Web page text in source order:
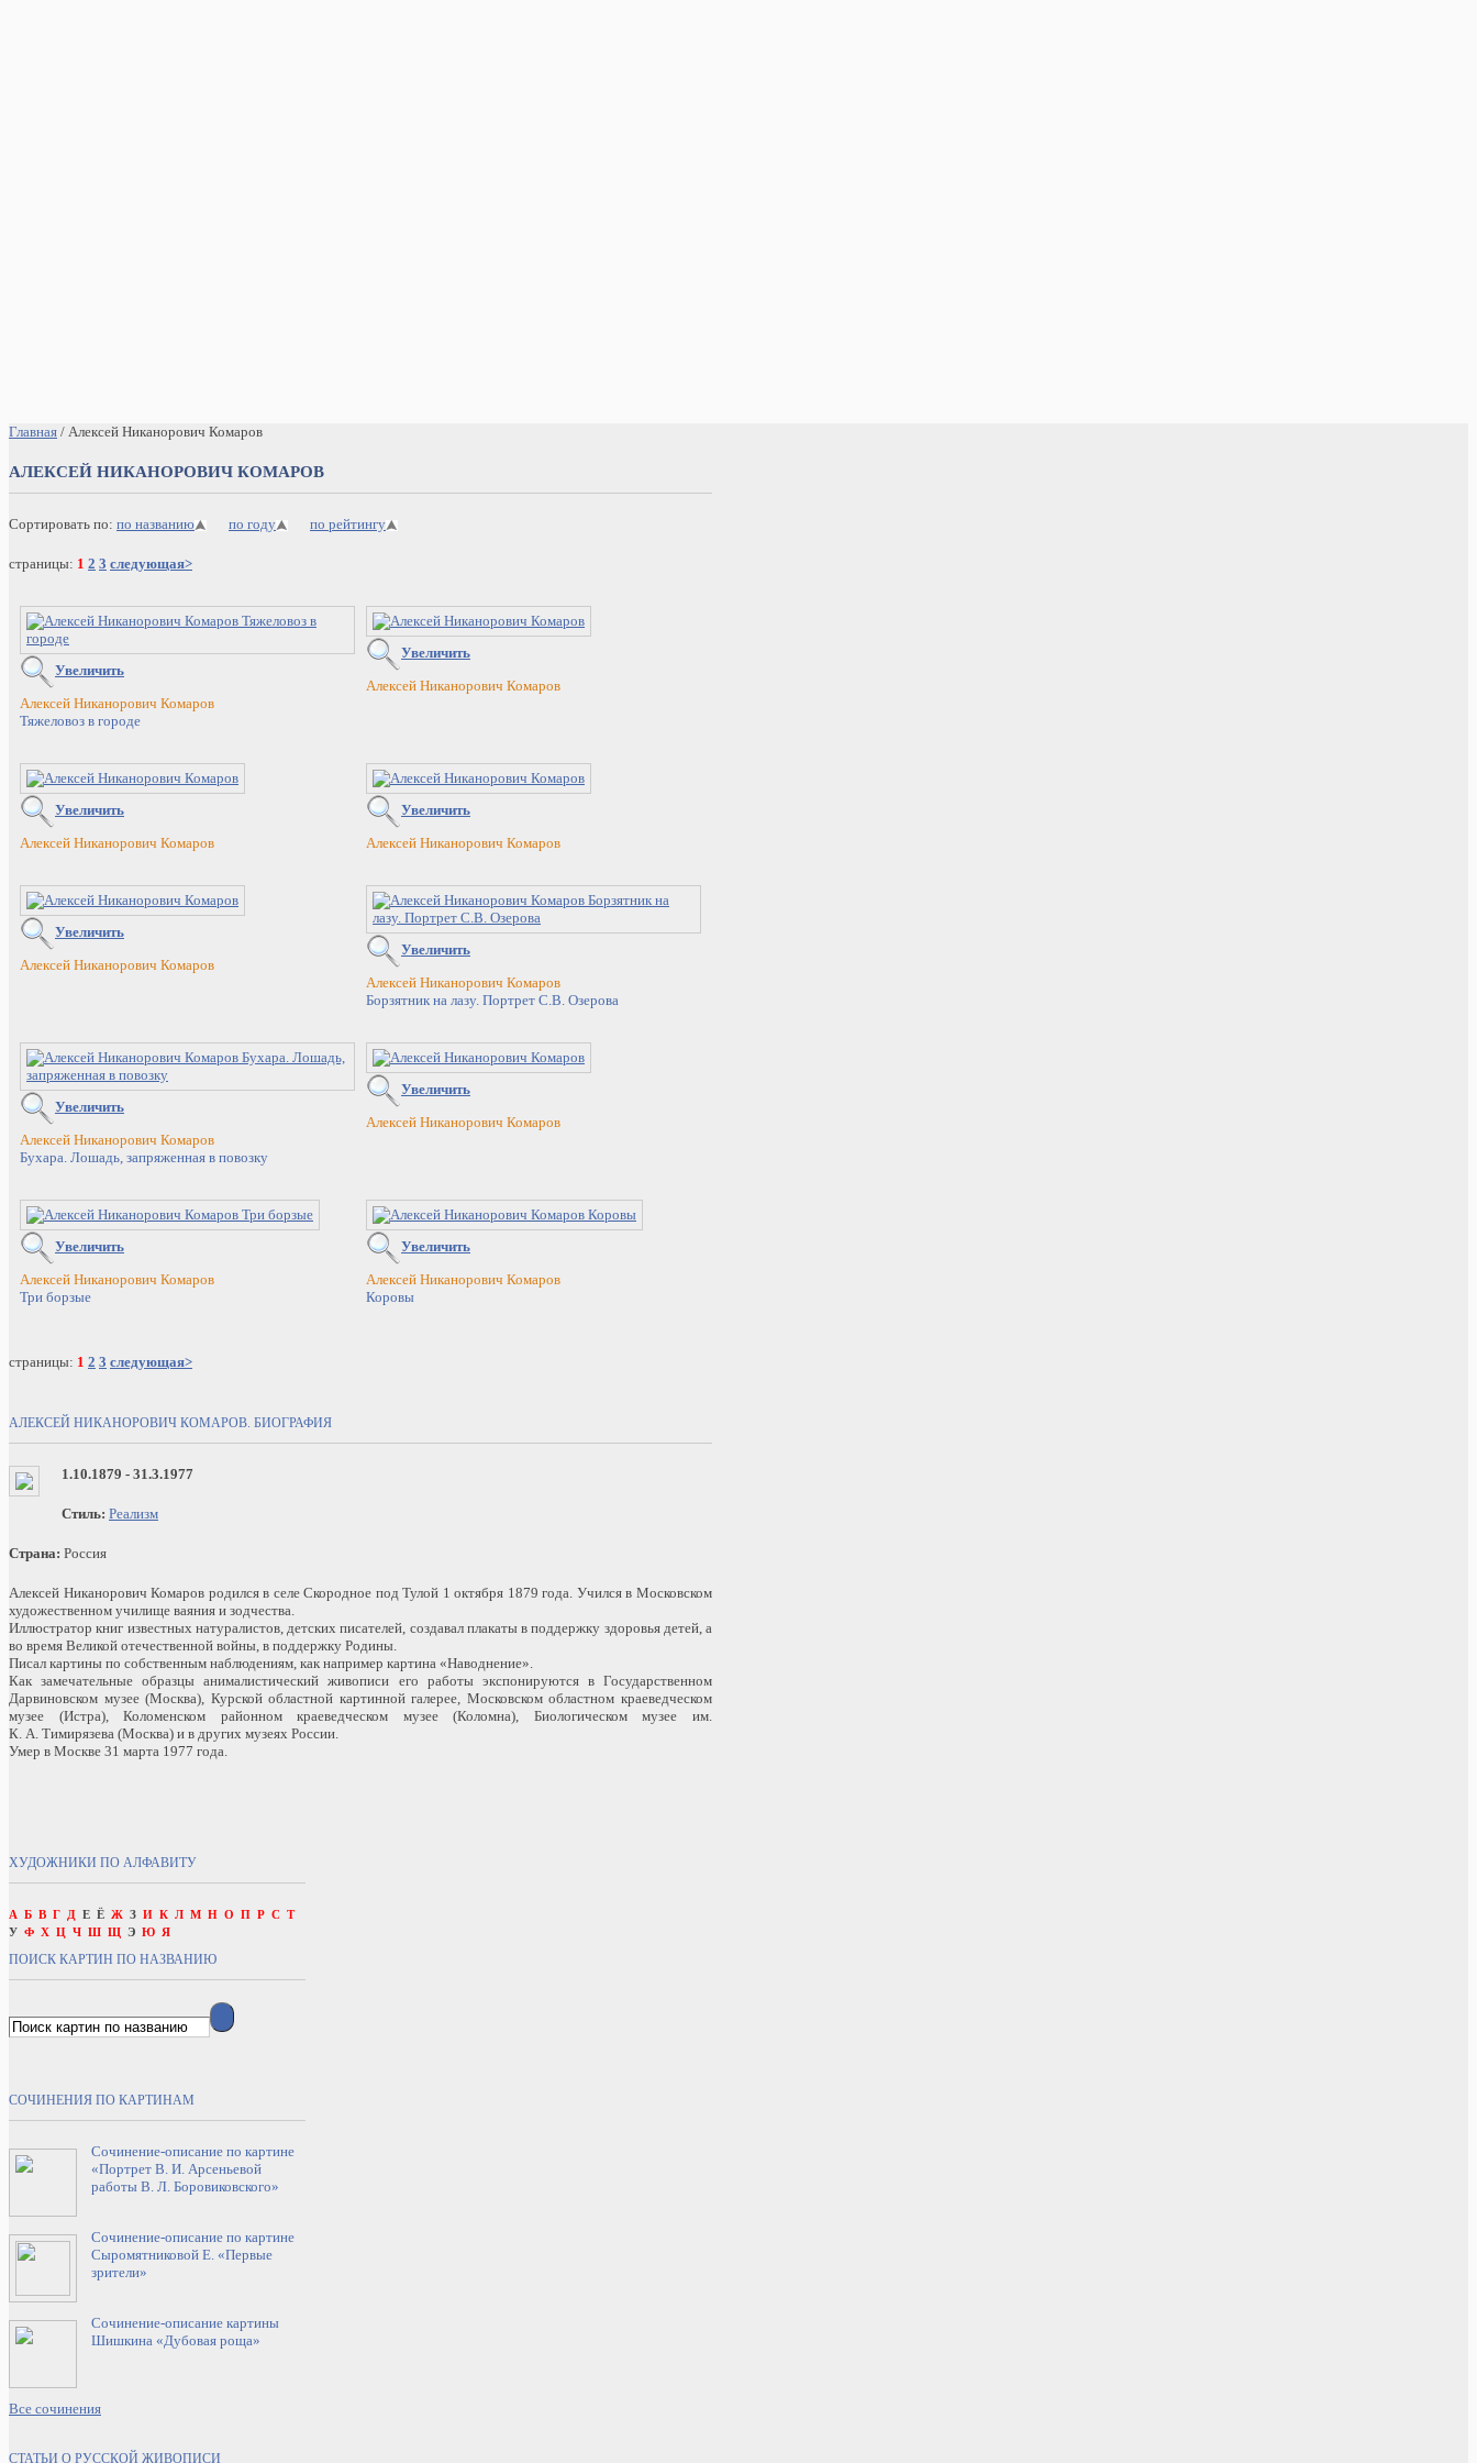
Главная / Алексей Никанорович Комаров
АЛЕКСЕЙ НИКАНОРОВИЧ КОМАРОВ
Сортировать по: по названию по году по рейтингу
страницы: 1 2 3 следующая>
Увеличить
Алексей Никанорович Комаров
Тяжеловоз в городе
Увеличить
Алексей Никанорович Комаров
Увеличить
Алексей Никанорович Комаров
Увеличить
Алексей Никанорович Комаров
Увеличить
Алексей Никанорович Комаров
Увеличить
Алексей Никанорович Комаров
Борзятник на лазу. Портрет С.В. Озерова
Увеличить
Алексей Никанорович Комаров
Бухара. Лошадь, запряженная в повозку
Увеличить
Алексей Никанорович Комаров
Увеличить
Алексей Никанорович Комаров
Три борзые
Увеличить
Алексей Никанорович Комаров
Коровы
страницы: 1 2 3 следующая>
АЛЕКСЕЙ НИКАНОРОВИЧ КОМАРОВ. БИОГРАФИЯ
1.10.1879 - 31.3.1977
Стиль: Реализм
Страна: Россия
Алексей Никанорович Комаров родился в селе Скородное под Тулой 1 октября 1879 года. Учился в Московском
художественном училище ваяния и зодчества.
Иллюстратор книг известных натуралистов, детских писателей, создавал плакаты в поддержку здоровья детей, а
во время Великой отечественной войны, в поддержку Родины.
Писал картины по собственным наблюдениям, как например картина «Наводнение».
Как замечательные образцы анималистический живописи его работы экспонируются в Государственном
Дарвиновском музее (Москва), Курской областной картинной галерее, Московском областном краеведческом
музее (Истра), Коломенском районном краеведческом музее (Коломна), Биологическом музее им.
К. А. Тимирязева (Москва) и в других музеях России.
Умер в Москве 31 марта 1977 года.
ХУДОЖНИКИ ПО АЛФАВИТУ
А Б В Г Д Е Ё Ж З И К Л М Н О П Р С Т
У Ф Х Ц Ч Ш Щ Э Ю Я
ПОИСК КАРТИН ПО НАЗВАНИЮ
СОЧИНЕНИЯ ПО КАРТИНАМ
Сочинение-описание по картине
«Портрет В. И. Арсеньевой
работы В. Л. Боровиковского»
Сочинение-описание по картине
Сыромятниковой Е. «Первые
зрители»
Сочинение-описание картины
Шишкина «Дубовая роща»
Все сочинения
СТАТЬИ О РУССКОЙ ЖИВОПИСИ